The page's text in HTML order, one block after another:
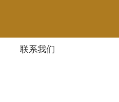
联系我们